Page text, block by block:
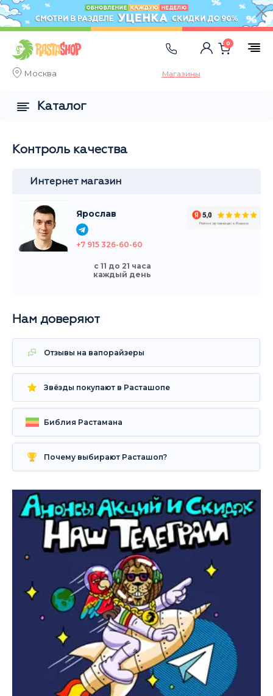
Москва Магазины
0
Контроль качества
Интернет магазин
Ярослав
+7 915 326-60-60
с 11 до 21 часа
каждый день
Нам доверяют
Отзывы на вапорайзеры
Звёзды покупают в Расташопе
Библия Растамана
Почему выбирают Расташоп?
Каталог